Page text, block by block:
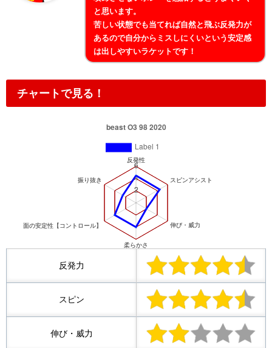
と思います。
苦しい状態でも当てれば自然と飛ぶ反発力が
あるので自分からミスしにくいという安定感
は出しやすいラケットです！
チャートで見る！
反発力
スピン
伸び・威力